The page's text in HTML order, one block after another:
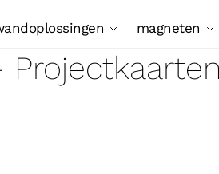
magneten